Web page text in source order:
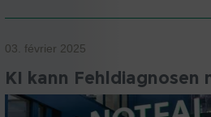
03. février 2025
KI kann Fehldiagnosen